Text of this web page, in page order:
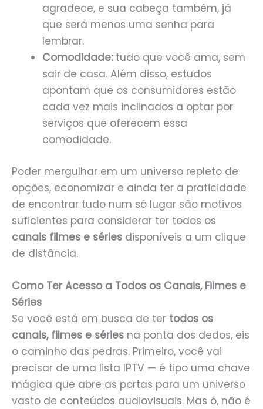
agradece, e sua cabeça também, já
que será menos uma senha para
lembrar.
Comodidade:tudo que você ama, sem
sair de casa. Além disso, estudos
apontam que os consumidores estão
cada vez mais inclinados a optar por
serviços que oferecem essa
comodidade.
Poder mergulhar em um universo repleto de
opções, economizar e ainda ter a praticidade
de encontrar tudo num só lugar são motivos
suficientes para considerar ter todos os
canais filmes e séries disponíveis a um clique
de distância.
Como Ter Acesso a Todos os Canais, Filmes e
Séries
Se você está em busca de ter todos os
canais, filmes e séries na ponta dos dedos, eis
o caminho das pedras. Primeiro, você vai
precisar de uma lista IPTV — é tipo uma chave
mágica que abre as portas para um universo
vasto de conteúdos audiovisuais. Mas ó, não é